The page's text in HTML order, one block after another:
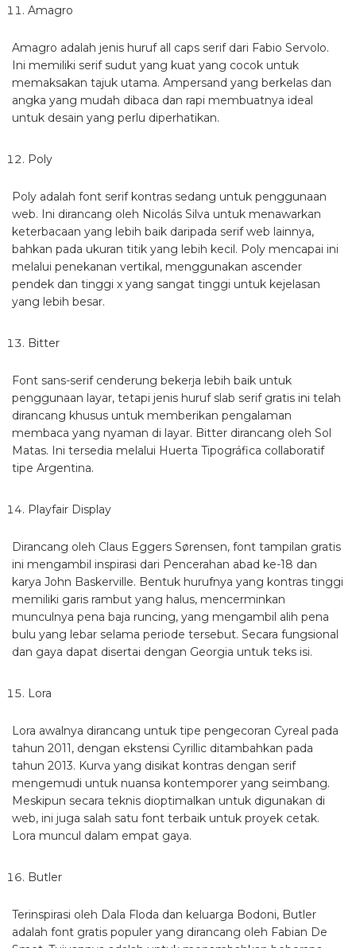
Amagro
Amagro adalah jenis huruf all caps serif dari Fabio Servolo.
Ini memiliki serif sudut yang kuat yang cocok untuk
memaksakan tajuk utama. Ampersand yang berkelas dan
angka yang mudah dibaca dan rapi membuatnya ideal
untuk desain yang perlu diperhatikan.
Poly
Poly adalah font serif kontras sedang untuk penggunaan
web. Ini dirancang oleh Nicolás Silva untuk menawarkan
keterbacaan yang lebih baik daripada serif web lainnya,
bahkan pada ukuran titik yang lebih kecil. Poly mencapai ini
melalui penekanan vertikal, menggunakan ascender
pendek dan tinggi x yang sangat tinggi untuk kejelasan
yang lebih besar.
Bitter
Font sans-serif cenderung bekerja lebih baik untuk
penggunaan layar, tetapi jenis huruf slab serif gratis ini telah
dirancang khusus untuk memberikan pengalaman
membaca yang nyaman di layar. Bitter dirancang oleh Sol
Matas. Ini tersedia melalui Huerta Tipográfica collaboratif
tipe Argentina.
Playfair Display
Dirancang oleh Claus Eggers Sørensen, font tampilan gratis
ini mengambil inspirasi dari Pencerahan abad ke-18 dan
karya John Baskerville. Bentuk hurufnya yang kontras tinggi
memiliki garis rambut yang halus, mencerminkan
munculnya pena baja runcing, yang mengambil alih pena
bulu yang lebar selama periode tersebut. Secara fungsional
dan gaya dapat disertai dengan Georgia untuk teks isi.
Lora
Lora awalnya dirancang untuk tipe pengecoran Cyreal pada
tahun 2011, dengan ekstensi Cyrillic ditambahkan pada
tahun 2013. Kurva yang disikat kontras dengan serif
mengemudi untuk nuansa kontemporer yang seimbang.
Meskipun secara teknis dioptimalkan untuk digunakan di
web, ini juga salah satu font terbaik untuk proyek cetak.
Lora muncul dalam empat gaya.
Butler
Terinspirasi oleh Dala Floda dan keluarga Bodoni, Butler
adalah font gratis populer yang dirancang oleh Fabian De